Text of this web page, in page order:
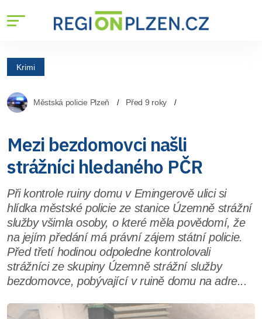
Krimi
Městská policie Plzeň Před 9 roky
Mezi bezdomovci našli
strážníci hledaného PČR
Při kontrole ruiny domu v Emingerově ulici si
hlídka městské policie ze stanice Územně strážní
služby všimla osoby, o které měla povědomí, že
na jejím předání má právní zájem státní policie.
Před třetí hodinou odpoledne kontrolovali
strážníci ze skupiny Územně strážní služby
bezdomovce, pobývající v ruině domu na adre...